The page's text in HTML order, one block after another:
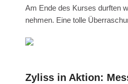
Am Ende des Kurses durften
nehmen. Eine tolle
Zyliss in Aktion: